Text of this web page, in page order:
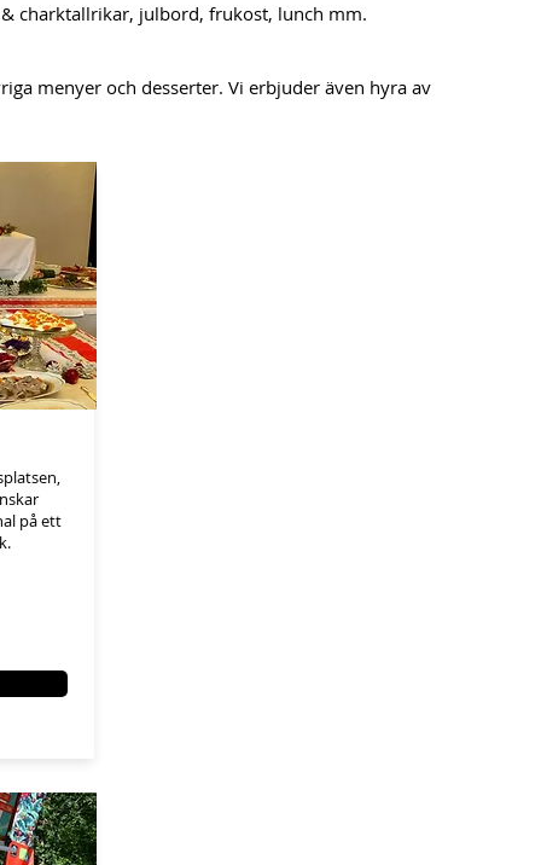
charktallrikar, julbord, frukost, lunch mm.
menyer och desserter. Vi erbjuder även hyra av
på ett